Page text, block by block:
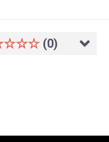
(0)